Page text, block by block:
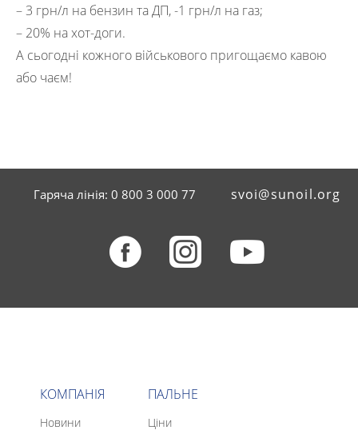
– 3 грн/л на бензин та ДП, -1 грн/л на газ;
– 20% на хот-доги.
А сьогодні кожного військового пригощаємо кавою
або чаєм!
Гаряча лінія: 0 800 3 000 77 svoi@sunoil.org
КОМПАНІЯ
Новини
ПАЛЬНЕ
Ціни